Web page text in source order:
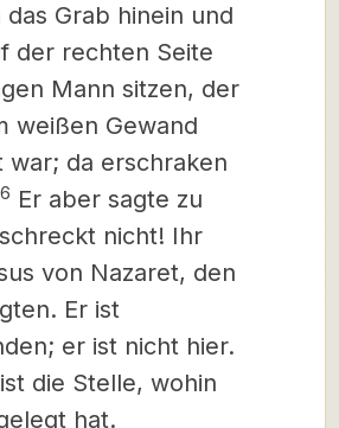
das Grab hinein und
der rechten Seite
Mann sitzen, der
weißen Gewand
war; da erschraken
6 Er aber sagte zu
nicht! Ihr
von Nazaret, den
Er ist
er ist nicht hier.
die Stelle, wohin
hat.